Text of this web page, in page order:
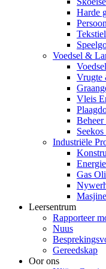
Harde
Voedsel &
Vrugte
Vleis
Industriële
Gas
Leersentrum
Rapporteer
Nuus
Gereedskap
Oor ons